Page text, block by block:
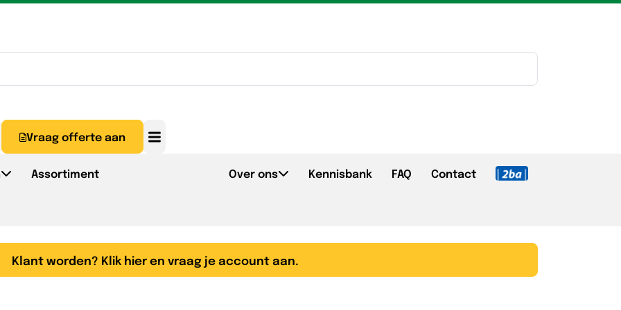
Vraag offerte aan
Assortiment Over ons Kennisbank FAQ Contact
Klant worden? Klik hier en vraag je account aan.